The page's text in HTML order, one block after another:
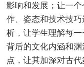
影响和发展；让一
作、姿态和技术技
析，让学生理解每
背后的文化内涵和
点，让其加深对古